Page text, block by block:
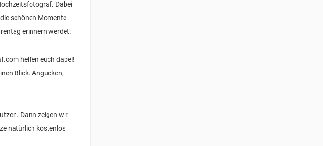
Dabei
schönen Momente
erinnern werdet.
helfen euch dabei!
Blick. Angucken,
Dann zeigen wir
natürlich kostenlos